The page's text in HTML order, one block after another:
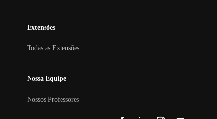
Extensões
Todas as Extensões
Nossa Equipe
Nossos Professores